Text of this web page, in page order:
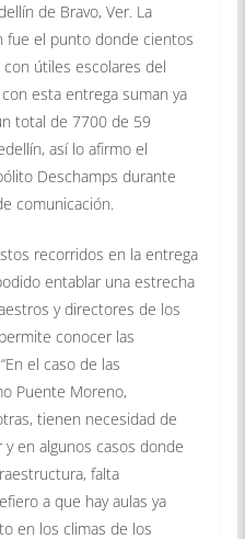
de Bravo, Ver. La
fue el punto donde cientos
útiles escolares del
esta entrega suman ya
total de 7700 de 59
así lo afirmo el
Deschamps durante
comunicación.
recorridos en la entrega
entablar una estrecha
y directores de los
conocer las
el caso de las
Puente Moreno,
tienen necesidad de
en algunos casos donde
falta
a que hay aulas ya
en los climas de los